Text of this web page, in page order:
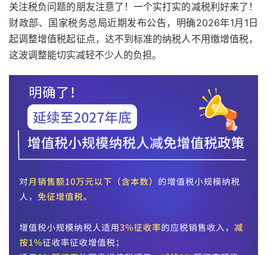
关注税负问题的朋友注意了！一个实打实的减税利好来了！
财政部、国家税务总局近期发布公告，明确2026年1月1日
起调整增值税起征点，达不到标准的纳税人不用缴增值税，
这波调整能切实减轻不少人的负担。